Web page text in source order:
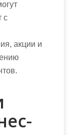
с
акции и